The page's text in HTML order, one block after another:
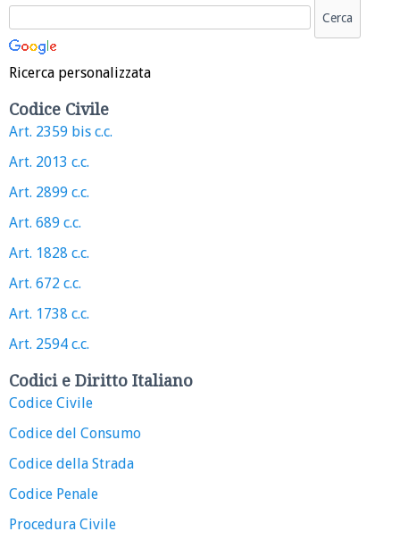
Ricerca personalizzata
Codice Civile
Art. 2359 bis c.c.
Art. 2013 c.c.
Art. 2899 c.c.
Art. 689 c.c.
Art. 1828 c.c.
Art. 672 c.c.
Art. 1738 c.c.
Art. 2594 c.c.
Codici e Diritto Italiano
Codice Civile
Codice del Consumo
Codice della Strada
Codice Penale
Procedura Civile